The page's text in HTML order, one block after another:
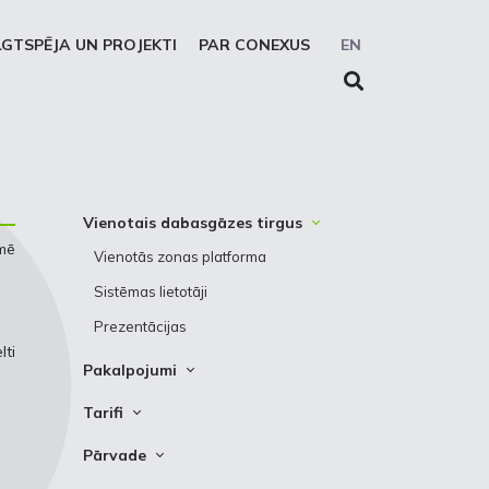
EN
UN PROJEKTI PAR CONEXUS
Vienotais dabasgāzes tirgus
Vienotās zonas platforma
Sistēmas lietotāji
Prezentācijas
Pakalpojumi
Pārvade
Tarifi
Pārvade
Pārvade